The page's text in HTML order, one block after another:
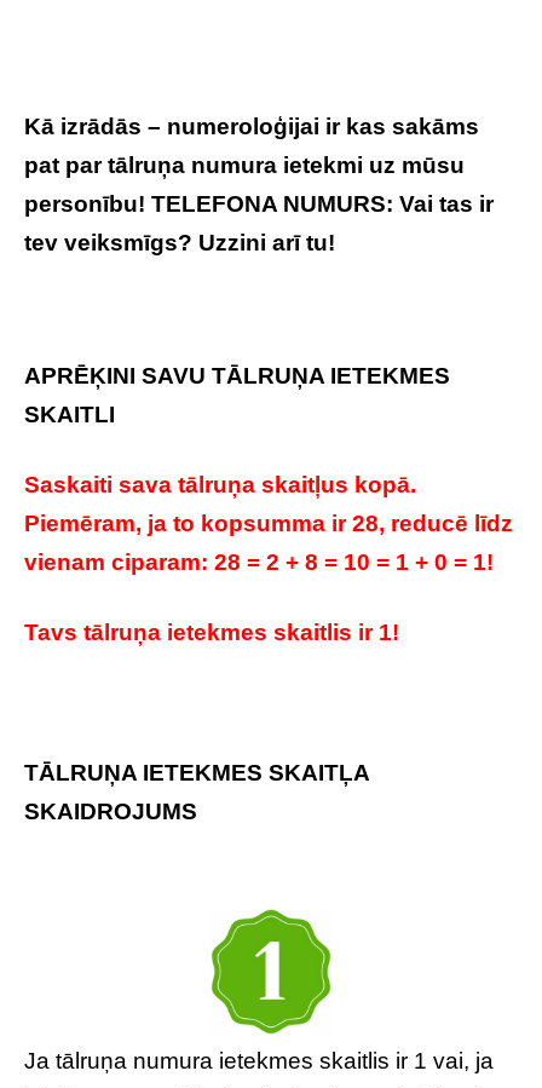
Kā izrādās – numeroloģijai ir kas sakāms
pat par tālruņa numura ietekmi uz mūsu
personību! TELEFONA NUMURS: Vai tas ir
tev veiksmīgs? Uzzini arī tu!
APRĒĶINI SAVU TĀLRUŅA IETEKMES
SKAITLI
Saskaiti sava tālruņa skaitļus kopā.
Piemēram, ja to kopsumma ir 28, reducē līdz
vienam ciparam: 28 = 2 + 8 = 10 = 1 + 0 = 1!
Tavs tālruņa ietekmes skaitlis ir 1!
TĀLRUŅA IETEKMES SKAITĻA
SKAIDROJUMS
Ja tālruņa numura ietekmes skaitlis ir 1 vai, ja